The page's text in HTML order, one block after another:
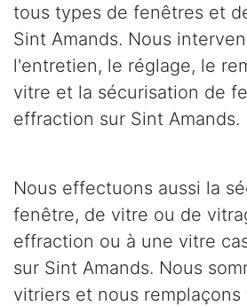
tous types de fenêtres et
Sint Amands. Nous
l'entretien, le réglage, le
vitre et la sécurisation de
effraction sur Sint Amands.
Nous effectuons aussi la
fenêtre, de vitre ou de
effraction ou à une vitre
sur Sint Amands. Nous
vitriers et nous